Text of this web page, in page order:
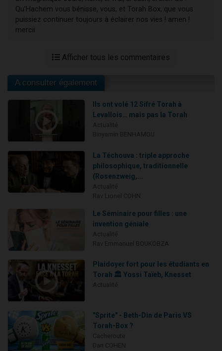
Qu'Hachem vous bénisse, vous, et Torah Box, que vous
puissiez continuer toujours à éclairer nos vies ! amen !
mercii
Afficher tous les commentaires
A consulter également
Ils ont volé 12 Sifré Torah à
Levallois… mais pas la Torah
La Téchouva : triple approche
philosophique, traditionnelle
(Rosenzweig,...
Le Séminaire pour filles : une
invention géniale
Plaidoyer fort pour les étudiants en
Torah 🏛️ Yossi Taïeb, Knesset
"Sprite" - Beth-Din de Paris VS
Torah-Box ?